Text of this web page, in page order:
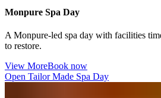
Monpure Spa Day​​​​‌ ‍ ​‍​‍‌‍ ‌ ​‍‌‍‍‌‌‍‌ ‌‍‍‌‌‍ ‍​‍​‍​ ‍‍​‍​‍‌ ​ ‌‍​‌‌‍ ‍‌‍‍‌‌ ‌​‌ ‍‌​‍ ‍‌‍‍‌‌‍ ​‍​‍​‍ ​​‍​‍‌‍‍​‌ ​‍‌‍‌‌‌‍‌‍​‍​‍​ ‍‍​‍​‍‌‍‍​‌ ‌​‌ ‌​‌ ​​‌ ​ ​ ‍‍​‍ ​‍ ‌‍ ​​‍ ‌‌‍​‌‌‍ ‍‌‍‌​​‍ ‌‌ ​‍​‍ ‌‌‍‍​‌‍ ‌ ‌​‌‍‌‌‌‍ ​‌ ​ ​‍ ‌‌ ​ ‌ ‌​‌ ‌‌‌‍‌​‌‍‍‌‌‍ ​‍ ‍‌ ‌‍‌‍‌‌‌ ​‍‌‍​ ‌‍‌‌‌‍ ​​‍ ‍‌‍​‌‌ ​​‌ ​​​‍ ‌‍‍‌‌‍ ‍‌ ‌​‌‍‌‌‌‍ ‍‌ ‌​​‍ ‌‍‌‌‌‍‌​‌‍‍‌‌ ‌​​‍ ‌‍ ‌‌‍ ‌‍‌​‌‍‌‌​ ‌‌ ​​‌ ​‍‌‍‌‌‌ ​ ‌‍‌‌‌‍ ‍‌ ‌​‌‍​‌‌ ‌​‌‍‍‌‌‍ ‌‍ ‍​ ‍ ‌‍‍‌‌‍‌​​ ‌​ ​‌‌‍‌‍​ ‌‌‌‍​ ​ ​ ​ ‍​‌‍​‌‌‍​‌​‍ ‌​ ‍​​ ‍​​ ‌​​ ‍​​‍ ‌​ ‌​​ ​‍‌‍‌‌‌‍‌‍​‍ ‌​ ‍‌​ ‍​​ ​​‌‍‌‌​‍ ‌​ ‌ ‌‍‌​​ ‌​‌‍‌‌‌‍​ ‌‍‌​​ ‍‌​ ‍​​ ​ ‌‍​ ‌‍​‌‌‍‌‌​ ‍ ‌ ‌​‌ ‍‌‌ ​​‌‍‌‌​ ‌‌‍‍​‌‍ ‌ ‌​‌‍‌‌‌‍ ​‌‌​ ‌‍‍‌‌ ‌​‌‍‌‌‌‌​​‌‍​‌‌‍‌ ‌‍‌‌​ ‍ ‌ ​​‌‍​‌‌ ‌​‌‍‍​​ ‌‌ ​​‌‍​‌‌‍‌ ‌‍‌‌‌​​‍‌ ‌‌‌‍‍‌‌‍ ​‌‍‌​‌‍‌‌‌ ​‍​‍‌‌​ ‌‌‌​​‍‌‌ ‌‍‍ ‌‍‌‌‌ ‍‌​‍‌‌​ ​ ‌​‌​​‍‌‌​ ​ ‌​‌​​‍‌‌​ ​‍​ ​‍​ ​‌‌‍​ ​ ​​‌‍‌‌‌‍‌​‌‍‌​‌‍‌‌​ ​‍‌‍​ ​ ‌‌​ ‍‌‌‍​‍​‍‌‌​ ​‍​ ​‍​‍‌‌​ ‌‌‌​‌​​‍ ‍‌‍​ ‌‍ ‌‍ ‍‌ ‌​‌‍‌‌‌‍ ‍‌ ‌​​‍‌‌​ ‌‌‌​​‍‌‌ ‌‍‍ ‌‍‌‌‌ ‍‌​‍‌‌​ ​ ‌​‌​​‍‌‌​ ​ ‌​‌​​‍‌‌​ ​‍​ ​‍​ ​‍​ ‌‌​ ​‌​ ‍‌​ ‌‌​ ​‍​ ‌‍‌‍​‍​ ​‌​ ​‌​ ‌​‌‍​‍​‍‌‌​ ​‍​ ​‍​‍‌‌​ ‌‌‌​‌​​‍ ‍‌ ‌​‌‍‍‌‌ ‌​‌‍ ​‌‍‌‌​ ‌‍​‍‌‍​‌‌ ​ ‌‍‌‌‌‌‌‌‌ ​‍‌‍ ​​ ‌‌‍‍​‌ ‌​‌ ‌​‌ ​​‌ ​ ​‍‌‌​ ​ ‌​​‌​‍‌‌​ ​‍‌​‌‍​‍‌‌​ ​‍‌​‌‍‌‍ ​​‍ ‌‌‍​‌‌‍ ‍‌‍‌​​‍ ‌‌ ​‍​‍ ‌‌‍‍​‌‍ ‌ ‌​‌‍‌‌‌‍ ​‌ ​ ​‍ ‌‌ ​ ‌ ‌​‌ ‌‌‌‍‌​‌‍‍‌‌‍ ​‍ ‍‌ ‌‍‌‍‌‌‌ ​‍‌‍​ ‌‍‌‌‌‍ ​​‍ ‍‌‍​‌‌ ​​‌ ​​​‍‌‍‌‍‍‌‌‍‌​​ ‌​ ​‌‌‍‌‍​ ‌‌‌‍​ ​ ​ ​ ‍​‌‍​‌‌‍​‌​‍ ‌​ ‍​​ ‍​​ ‌​​ ‍​​‍ ‌​ ‌​​ ​‍‌‍‌‌‌‍‌‍​‍ ‌​ ‍‌​ ‍​​ ​​‌‍‌‌​‍ ‌​ ‌ ‌‍‌​​ ‌​‌‍‌‌‌‍​ ‌‍‌​​ ‍‌​ ‍​​ ​ ‌‍​ ‌‍​‌‌‍‌‌​‍‌‍‌ ‌​‌ ‍‌‌ ​​‌‍‌‌​ ‌‌‍‍​‌‍ ‌ ‌​‌‍‌‌‌‍ ​‌‌​ ‌‍‍‌‌ ‌​‌‍‌‌‌‌​​‌‍​‌‌‍‌ ‌‍‌‌​‍‌‍‌ ​​‌‍​‌‌ ‌​‌‍‍​​ ‌‌ ​​‌‍​‌‌‍‌ ‌‍‌‌‌​​‍‌ ‌‌‌‍‍‌‌‍ ​‌‍‌​‌‍‌‌‌ ​‍​‍‌‌​ ‌‌‌​​‍‌‌ ‌‍‍ ‌‍‌‌‌ ‍‌​‍‌‌​ ​ ‌​‌​​‍‌‌​ ​ ‌​‌​​‍‌‌​ ​‍​ ​‍​ ​‌‌‍​ ​ ​​‌‍‌‌‌‍‌​‌‍‌​‌‍‌‌​ ​‍‌‍​ ​ ‌‌​ ‍‌‌‍​‍​‍‌‌​ ​‍​ ​‍​‍‌‌​ ‌‌‌​‌​​‍ ‍‌‍​ ‌‍ ‌‍ ‍‌ ‌​‌‍‌‌‌‍ ‍‌ ‌​​‍‌‌​ ‌‌‌​​‍‌‌ ‌‍‍ ‌‍‌‌‌ ‍‌​‍‌‌​ ​ ‌​‌​​‍‌‌​ ​ ‌​‌​​‍‌‌​ ​‍​ ​‍​ ​‍​ ‌‌​ ​‌​ ‍‌​ ‌‌​ ​‍​ ‌‍‌‍​‍​ ​‌​ ​‌​ ‌​‌‍​‍​‍‌‌​ ​‍​ ​‍​‍‌‌​ ‌‌‌​‌​​‍ ‍‌ ‌​‌‍‍‌‌ ‌​‌‍ ​‌‍‌‌​‍‌‍‌ ​​‌‍‌‌‌ ​‍‌ ​ ‌ ​​‌‍‌‌‌‍​ ‌ ‌​‌‍‍‌‌ ‌‍‌‍‌‌​ ‌‌ ​​‌ ‌‌‌‍​‍‌‍ ​‌‍‍‌‌ ​ ‌‍‍​‌‍‌‌‌‍‌​​‍​‍‌ ‌
A Monpure-led spa day with facilities
to restore. ​​​​‌ ‍ ​‍​‍‌‍ ‌ ​‍‌‍‍‌‌‍‌ ‌‍‍‌‌‍ ‍​‍​‍​ ‍‍​‍​‍‌ ​ ‌‍​‌‌‍ ‍‌‍‍‌‌ ‌​‌ ‍‌​‍ ‍‌‍‍‌‌‍ ​‍​‍​‍ ​​‍​‍‌‍‍​‌ ​‍‌‍‌‌‌‍‌‍​‍​‍​ ‍‍​‍​‍‌‍‍​‌ ‌​‌ ‌​‌ ​​‌ ​ ​ ‍‍​‍ ​‍ ‌‍ ​​‍ ‌‌‍​‌‌‍ ‍‌‍‌​​‍ ‌‌ ​‍​‍ ‌‌‍‍​‌‍ ‌ ‌​‌‍‌‌‌‍ ​‌ ​ ​‍ ‌‌ ​ ‌ ‌​‌ ‌‌‌‍‌​‌‍‍‌‌‍ ​‍ ‍‌ ‌‍‌‍‌‌‌ ​‍‌‍​ ‌‍‌‌‌‍ ​​‍ ‍‌‍​‌‌ ​​‌ ​​​‍ ‌‍‍‌‌‍ ‍‌ ‌​‌‍‌‌‌‍ ‍‌ ‌​​‍ ‌‍‌‌‌‍‌​‌‍‍‌‌ ‌​​‍ ‌‍ ‌‌‍ ‌‍‌​‌‍‌‌​ ‌‌ ​​‌ ​‍‌‍‌‌‌ ​ ‌‍‌‌‌‍ ‍‌ ‌​‌‍​‌‌ ‌​‌‍‍‌‌‍ ‌‍ ‍​ ‍ ‌‍‍‌‌‍‌​​ ‌​ ​‌‌‍‌‍​ ‌‌‌‍​ ​ ​ ​ ‍​‌‍​‌‌‍​‌​‍ ‌​ ‍​​ ‍​​ ‌​​ ‍​​‍ ‌​ ‌​​ ​‍‌‍‌‌‌‍‌‍​‍ ‌​ ‍‌​ ‍​​ ​​‌‍‌‌​‍ ‌​ ‌ ‌‍‌​​ ‌​‌‍‌‌‌‍​ ‌‍‌​​ ‍‌​ ‍​​ ​ ‌‍​ ‌‍​‌‌‍‌‌​ ‍ ‌ ‌​‌ ‍‌‌ ​​‌‍‌‌​ ‌‌‍‍​‌‍ ‌ ‌​‌‍‌‌‌‍ ​‌‌​ ‌‍‍‌‌ ‌​‌‍‌‌‌‌​​‌‍​‌‌‍‌ ‌‍‌‌​ ‍ ‌ ​​‌‍​‌‌ ‌​‌‍‍​​ ‌‌ ​​‌‍​‌‌‍‌ ‌‍‌‌‌​​‍‌ ‌‌‌‍‍‌‌‍ ​‌‍‌​‌‍‌‌‌ ​‍​‍‌‌​ ‌‌‌​​‍‌‌ ‌‍‍ ‌‍‌‌‌ ‍‌​‍‌‌​ ​ ‌​‌​​‍‌‌​ ​ ‌​‌​​‍‌‌​ ​‍​ ​‍​ ​‌‌‍​ ​ ​​‌‍‌‌‌‍‌​‌‍‌​‌‍‌‌​ ​‍‌‍​ ​ ‌‌​ ‍‌‌‍​‍​‍‌‌​ ​‍​ ​‍​‍‌‌​ ‌‌‌​‌​​‍ ‍‌‍​ ‌‍ ‌‍ ‍‌ ‌​‌‍‌‌‌‍ ‍‌ ‌​​‍‌‌​ ‌‌‌​​‍‌‌ ‌‍‍ ‌‍‌‌‌ ‍‌​‍‌‌​ ​ ‌​‌​​‍‌‌​ ​ ‌​‌​​‍‌‌​ ​‍​ ​‍​ ​‍​ ‌‌​ ​‌​ ‍‌​ ‌‌​ ​‍​ ‌‍‌‍​‍​ ​‌​ ​‌​ ‌​‌‍​‍​‍‌‌​ ​‍​ ​‍​‍‌‌​ ‌‌‌​‌​​‍ ‍‌‍‌‌‌ ‍​‌‍​ ‌‍‌‌‌ ​‍‌ ​​‌ ‌​​ ‌‍​‍‌‍​‌‌ ​ ‌‍‌‌‌‌‌‌‌ ​‍‌‍ ​​ ‌‌‍‍​‌ ‌​‌ ‌​‌ ​​‌ ​ ​‍‌‌​ ​ ‌​​‌​‍‌‌​ ​‍‌​‌‍​‍‌‌​ ​‍‌​‌‍‌‍ ​​‍ ‌‌‍​‌‌‍ ‍‌‍‌​​‍ ‌‌ ​‍​‍ ‌‌‍‍​‌‍ ‌ ‌​‌‍‌‌‌‍ ​‌ ​ ​‍ ‌‌ ​ ‌ ‌​‌ ‌‌‌‍‌​‌‍‍‌‌‍ ​‍ ‍‌ ‌‍‌‍‌‌‌ ​‍‌‍​ ‌‍‌‌‌‍ ​​‍ ‍‌‍​‌‌ ​​‌ ​​​‍‌‍‌‍‍‌‌‍‌​​ ‌​ ​‌‌‍‌‍​ ‌‌‌‍​ ​ ​ ​ ‍​‌‍​‌‌‍​‌​‍ ‌​ ‍​​ ‍​​ ‌​​ ‍​​‍ ‌​ ‌​​ ​‍‌‍‌‌‌‍‌‍​‍ ‌​ ‍‌​ ‍​​ ​​‌‍‌‌​‍ ‌​ ‌ ‌‍‌​​ ‌​‌‍‌‌‌‍​ ‌‍‌​​ ‍‌​ ‍​​ ​ ‌‍​ ‌‍​‌‌‍‌‌​‍‌‍‌ ‌​‌ ‍‌‌ ​​‌‍‌‌​ ‌‌‍‍​‌‍ ‌ ‌​‌‍‌‌‌‍ ​‌‌​ ‌‍‍‌‌ ‌​‌‍‌‌‌‌​​‌‍​‌‌‍‌ ‌‍‌‌​‍‌‍‌ ​​‌‍​‌‌ ‌​‌‍‍​​ ‌‌ ​​‌‍​‌‌‍‌ ‌‍‌‌‌​​‍‌ ‌‌‌‍‍‌‌‍ ​‌‍‌​‌‍‌‌‌ ​‍​‍‌‌​ ‌‌‌​​‍‌‌ ‌‍‍ ‌‍‌‌‌ ‍‌​‍‌‌​ ​ ‌​‌​​‍‌‌​ ​ ‌​‌​​‍‌‌​ ​‍​ ​‍​ ​‌‌‍​ ​ ​​‌‍‌‌‌‍‌​‌‍‌​‌‍‌‌​ ​‍‌‍​ ​ ‌‌​ ‍‌‌‍​‍​‍‌‌​ ​‍​ ​‍​‍‌‌​ ‌‌‌​‌​​‍ ‍‌‍​ ‌‍ ‌‍ ‍‌ ‌​‌‍‌‌‌‍ ‍‌ ‌​​‍‌‌​ ‌‌‌​​‍‌‌ ‌‍‍ ‌‍‌‌‌ ‍‌​‍‌‌​ ​ ‌​‌​​‍‌‌​ ​ ‌​‌​​‍‌‌​ ​‍​ ​‍​ ​‍​ ‌‌​ ​‌​ ‍‌​ ‌‌​ ​‍​ ‌‍‌‍​‍​ ​‌​ ​‌​ ‌​‌‍​‍​‍‌‌​ ​‍​ ​‍​‍‌‌​ ‌‌‌​‌​​‍ ‍‌‍‌‌‌ ‍​‌‍​ ‌‍‌‌‌ ​‍‌ ​​‌ ‌​​‍‌‍‌ ​​‌‍‌‌‌ ​‍‌ ​ ‌ ​​‌‍‌‌‌‍​ ‌ ‌​‌‍‍‌‌ ‌‍‌‍‌‌​ ‌‌ ​​‌ ‌‌‌‍​‍‌‍ ​‌‍‍‌‌ ​ ‌‍‍​‌‍‌‌‌‍‌​​‍​‍‌ ‌
View More​​​​‌ ‍ ​‍​‍‌‍ ‌ ​‍‌‍‍‌‌‍‌ ‌‍‍‌‌‍ ‍​‍​‍​ ‍‍​‍​‍‌ ​ ‌‍​‌‌‍ ‍‌‍‍‌‌ ‌​‌ ‍‌​‍ ‍‌‍‍‌‌‍ ​‍​‍​‍ ​​‍​‍‌‍‍​‌ ​‍‌‍‌‌‌‍‌‍​‍​‍​ ‍‍​‍​‍‌‍‍​‌ ‌​‌ ‌​‌ ​​‌ ​ ​ ‍‍​‍ ​‍ ‌‍ ​​‍ ‌‌‍​‌‌‍ ‍‌‍‌​​‍ ‌‌ ​‍​‍ ‌‌‍‍​‌‍ ‌ ‌​‌‍‌‌‌‍ ​‌ ​ ​‍ ‌‌ ​ ‌ ‌​‌ ‌‌‌‍‌​‌‍‍‌‌‍ ​‍ ‍‌ ‌‍‌‍‌‌‌ ​‍‌‍​ ‌‍‌‌‌‍ ​​‍ ‍‌‍​‌‌ ​​‌ ​​​‍ ‌‍‍‌‌‍ ‍‌ ‌​‌‍‌‌‌‍ ‍‌ ‌​​‍ ‌‍‌‌‌‍‌​‌‍‍‌‌ ‌​​‍ ‌‍ ‌‌‍ ‌‍‌​‌‍‌‌​ ‌‌ ​​‌ ​‍‌‍‌‌‌ ​ ‌‍‌‌‌‍ ‍‌ ‌​‌‍​‌‌ ‌​‌‍‍‌‌‍ ‌‍ ‍​ ‍ ‌‍‍‌‌‍‌​​ ‌​ ​‌‌‍‌‍​ ‌‌‌‍​ ​ ​ ​ ‍​‌‍​‌‌‍​‌​‍ ‌​ ‍​​ ‍​​ ‌​​ ‍​​‍ ‌​ ‌​​ ​‍‌‍‌‌‌‍‌‍​‍ ‌​ ‍‌​ ‍​​ ​​‌‍‌‌​‍ ‌​ ‌ ‌‍‌​​ ‌​‌‍‌‌‌‍​ ‌‍‌​​ ‍‌​ ‍​​ ​ ‌‍​ ‌‍​‌‌‍‌‌​ ‍ ‌ ‌​‌ ‍‌‌ ​​‌‍‌‌​ ‌‌‍‍​‌‍ ‌ ‌​‌‍‌‌‌‍ ​‌‌​ ‌‍‍‌‌ ‌​‌‍‌‌‌‌​​‌‍​‌‌‍‌ ‌‍‌‌​ ‍ ‌ ​​‌‍​‌‌ ‌​‌‍‍​​ ‌‌ ​​‌‍​‌‌‍‌ ‌‍‌‌‌​​‍‌ ‌‌‌‍‍‌‌‍ ​‌‍‌​‌‍‌‌‌ ​‍​‍‌‌​ ‌‌‌​​‍‌‌ ‌‍‍ ‌‍‌‌‌ ‍‌​‍‌‌​ ​ ‌​‌​​‍‌‌​ ​ ‌​‌​​‍‌‌​ ​‍​ ​‍​ ​‌‌‍​ ​ ​​‌‍‌‌‌‍‌​‌‍‌​‌‍‌‌​ ​‍‌‍​ ​ ‌‌​ ‍‌‌‍​‍​‍‌‌​ ​‍​ ​‍​‍‌‌​ ‌‌‌​‌​​‍ ‍‌‍​ ‌‍ ‌‍ ‍‌ ‌​‌‍‌‌‌‍ ‍‌ ‌​​‍‌‌​ ‌‌‌​​‍‌‌ ‌‍‍ ‌‍‌‌‌ ‍‌​‍‌‌​ ​ ‌​‌​​‍‌‌​ ​ ‌​‌​​‍‌‌​ ​‍​ ​‍​ ​‍​ ‌‌​ ​‌​ ‍‌​ ‌‌​ ​‍​ ‌‍‌‍​‍​ ​‌​ ​‌​ ‌​‌‍​‍​‍‌‌​ ​‍​ ​‍​‍‌‌​ ‌‌‌​‌​​‍ ‍‌ ​​‌ ​‍‌‍‍‌‌‍ ‌‌‍​‌‌ ​‍‌ ‍‌‌​​ ‌ ‌​‌‍​‌​‍ ‍‌‍ ​‌‍​‌‌‍​‍‌‍‌‌‌‍ ​​ ‌‍​‍‌‍​‌‌ ​ ‌‍‌‌‌‌‌‌‌ ​‍‌‍ ​​ ‌‌‍‍​‌ ‌​‌ ‌​‌ ​​‌ ​ ​‍‌‌​ ​ ‌​​‌​‍‌‌​ ​‍‌​‌‍​‍‌‌​ ​‍‌​‌‍‌‍ ​​‍ ‌‌‍​‌‌‍ ‍‌‍‌​​‍ ‌‌ ​‍​‍ ‌‌‍‍​‌‍ ‌ ‌​‌‍‌‌‌‍ ​‌ ​ ​‍ ‌‌ ​ ‌ ‌​‌ ‌‌‌‍‌​‌‍‍‌‌‍ ​‍ ‍‌ ‌‍‌‍‌‌‌ ​‍‌‍​ ‌‍‌‌‌‍ ​​‍ ‍‌‍​‌‌ ​​‌ ​​​‍‌‍‌‍‍‌‌‍‌​​ ‌​ ​‌‌‍‌‍​ ‌‌‌‍​ ​ ​ ​ ‍​‌‍​‌‌‍​‌​‍ ‌​ ‍​​ ‍​​ ‌​​ ‍​​‍ ‌​ ‌​​ ​‍‌‍‌‌‌‍‌‍​‍ ‌​ ‍‌​ ‍​​ ​​‌‍‌‌​‍ ‌​ ‌ ‌‍‌​​ ‌​‌‍‌‌‌‍​ ‌‍‌​​ ‍‌​ ‍​​ ​ ‌‍​ ‌‍​‌‌‍‌‌​‍‌‍‌ ‌​‌ ‍‌‌ ​​‌‍‌‌​ ‌‌‍‍​‌‍ ‌ ‌​‌‍‌‌‌‍ ​‌‌​ ‌‍‍‌‌ ‌​‌‍‌‌‌‌​​‌‍​‌‌‍‌ ‌‍‌‌​‍‌‍‌ ​​‌‍​‌‌ ‌​‌‍‍​​ ‌‌ ​​‌‍​‌‌‍‌ ‌‍‌‌‌​​‍‌ ‌‌‌‍‍‌‌‍ ​‌‍‌​‌‍‌‌‌ ​‍​‍‌‌​ ‌‌‌​​‍‌‌ ‌‍‍ ‌‍‌‌‌ ‍‌​‍‌‌​ ​ ‌​‌​​‍‌‌​ ​ ‌​‌​​‍‌‌​ ​‍​ ​‍​ ​‌‌‍​ ​ ​​‌‍‌‌‌‍‌​‌‍‌​‌‍‌‌​ ​‍‌‍​ ​ ‌‌​ ‍‌‌‍​‍​‍‌‌​ ​‍​ ​‍​‍‌‌​ ‌‌‌​‌​​‍ ‍‌‍​ ‌‍ ‌‍ ‍‌ ‌​‌‍‌‌‌‍ ‍‌ ‌​​‍‌‌​ ‌‌‌​​‍‌‌ ‌‍‍ ‌‍‌‌‌ ‍‌​‍‌‌​ ​ ‌​‌​​‍‌‌​ ​ ‌​‌​​‍‌‌​ ​‍​ ​‍​ ​‍​ ‌‌​ ​‌​ ‍‌​ ‌‌​ ​‍​ ‌‍‌‍​‍​ ​‌​ ​‌​ ‌​‌‍​‍​‍‌‌​ ​‍​ ​‍​‍‌‌​ ‌‌‌​‌​​‍ ‍‌ ​​‌ ​‍‌‍‍‌‌‍ ‌‌‍​‌‌ ​‍‌ ‍‌‌​​ ‌ ‌​‌‍​‌​‍ ‍‌‍ ​‌‍​‌‌‍​‍‌‍‌‌‌‍ ​​‍‌‍‌ ​​‌‍‌‌‌ ​‍‌ ​ ‌ ​​‌‍‌‌‌‍​ ‌ ‌​‌‍‍‌‌ ‌‍‌‍‌‌​ ‌‌ ​​‌ ‌‌‌‍​‍‌‍ ​‌‍‍‌‌ ​ ‌‍‍​‌‍‌‌‌‍‌​​‍​‍‌ ‌Book now​​​​‌ ‍ ​‍​‍‌‍ ‌ ​‍‌‍‍‌‌‍‌ ‌‍‍‌‌‍ ‍​‍​‍​ ‍‍​‍​‍‌ ​ ‌‍​‌‌‍ ‍‌‍‍‌‌ ‌​‌ ‍‌​‍ ‍‌‍‍‌‌‍ ​‍​‍​‍ ​​‍​‍‌‍‍​‌ ​‍‌‍‌‌‌‍‌‍​‍​‍​ ‍‍​‍​‍‌‍‍​‌ ‌​‌ ‌​‌ ​​‌ ​ ​ ‍‍​‍ ​‍ ‌‍ ​​‍ ‌‌‍​‌‌‍ ‍‌‍‌​​‍ ‌‌ ​‍​‍ ‌‌‍‍​‌‍ ‌ ‌​‌‍‌‌‌‍ ​‌ ​ ​‍ ‌‌ ​ ‌ ‌​‌ ‌‌‌‍‌​‌‍‍‌‌‍ ​‍ ‍‌ ‌‍‌‍‌‌‌ ​‍‌‍​ ‌‍‌‌‌‍ ​​‍ ‍‌‍​‌‌ ​​‌ ​​​‍ ‌‍‍‌‌‍ ‍‌ ‌​‌‍‌‌‌‍ ‍‌ ‌​​‍ ‌‍‌‌‌‍‌​‌‍‍‌‌ ‌​​‍ ‌‍ ‌‌‍ ‌‍‌​‌‍‌‌​ ‌‌ ​​‌ ​‍‌‍‌‌‌ ​ ‌‍‌‌‌‍ ‍‌ ‌​‌‍​‌‌ ‌​‌‍‍‌‌‍ ‌‍ ‍​ ‍ ‌‍‍‌‌‍‌​​ ‌​ ​‌‌‍‌‍​ ‌‌‌‍​ ​ ​ ​ ‍​‌‍​‌‌‍​‌​‍ ‌​ ‍​​ ‍​​ ‌​​ ‍​​‍ ‌​ ‌​​ ​‍‌‍‌‌‌‍‌‍​‍ ‌​ ‍‌​ ‍​​ ​​‌‍‌‌​‍ ‌​ ‌ ‌‍‌​​ ‌​‌‍‌‌‌‍​ ‌‍‌​​ ‍‌​ ‍​​ ​ ‌‍​ ‌‍​‌‌‍‌‌​ ‍ ‌ ‌​‌ ‍‌‌ ​​‌‍‌‌​ ‌‌‍‍​‌‍ ‌ ‌​‌‍‌‌‌‍ ​‌‌​ ‌‍‍‌‌ ‌​‌‍‌‌‌‌​​‌‍​‌‌‍‌ ‌‍‌‌​ ‍ ‌ ​​‌‍​‌‌ ‌​‌‍‍​​ ‌‌ ​​‌‍​‌‌‍‌ ‌‍‌‌‌​​‍‌ ‌‌‌‍‍‌‌‍ ​‌‍‌​‌‍‌‌‌ ​‍​‍‌‌​ ‌‌‌​​‍‌‌ ‌‍‍ ‌‍‌‌‌ ‍‌​‍‌‌​ ​ ‌​‌​​‍‌‌​ ​ ‌​‌​​‍‌‌​ ​‍​ ​‍​ ​‌‌‍​ ​ ​​‌‍‌‌‌‍‌​‌‍‌​‌‍‌‌​ ​‍‌‍​ ​ ‌‌​ ‍‌‌‍​‍​‍‌‌​ ​‍​ ​‍​‍‌‌​ ‌‌‌​‌​​‍ ‍‌‍​ ‌‍ ‌‍ ‍‌ ‌​‌‍‌‌‌‍ ‍‌ ‌​​‍‌‌​ ‌‌‌​​‍‌‌ ‌‍‍ ‌‍‌‌‌ ‍‌​‍‌‌​ ​ ‌​‌​​‍‌‌​ ​ ‌​‌​​‍‌‌​ ​‍​ ​‍​ ​‍​ ‌‌​ ​‌​ ‍‌​ ‌‌​ ​‍​ ‌‍‌‍​‍​ ​‌​ ​‌​ ‌​‌‍​‍​‍‌‌​ ​‍​ ​‍​‍‌‌​ ‌‌‌​‌​​‍ ‍‌ ​ ‌‍‌‌‌‍​ ‌‍ ‌‍ ‍‌‍‌​‌‍​‌‌ ​‍‌ ‍‌‌​​ ‌ ‌​‌‍​‌​‍ ‍‌‍ ​‌‍​‌‌‍​‍‌‍‌‌‌‍ ​​ ‌‍​‍‌‍​‌‌ ​ ‌‍‌‌‌‌‌‌‌ ​‍‌‍ ​​ ‌‌‍‍​‌ ‌​‌ ‌​‌ ​​‌ ​ ​‍‌‌​ ​ ‌​​‌​‍‌‌​ ​‍‌​‌‍​‍‌‌​ ​‍‌​‌‍‌‍ ​​‍ ‌‌‍​‌‌‍ ‍‌‍‌​​‍ ‌‌ ​‍​‍ ‌‌‍‍​‌‍ ‌ ‌​‌‍‌‌‌‍ ​‌ ​ ​‍ ‌‌ ​ ‌ ‌​‌ ‌‌‌‍‌​‌‍‍‌‌‍ ​‍ ‍‌ ‌‍‌‍‌‌‌ ​‍‌‍​ ‌‍‌‌‌‍ ​​‍ ‍‌‍​‌‌ ​​‌ ​​​‍‌‍‌‍‍‌‌‍‌​​ ‌​ ​‌‌‍‌‍​ ‌‌‌‍​ ​ ​ ​ ‍​‌‍​‌‌‍​‌​‍ ‌​ ‍​​ ‍​​ ‌​​ ‍​​‍ ‌​ ‌​​ ​‍‌‍‌‌‌‍‌‍​‍ ‌​ ‍‌​ ‍​​ ​​‌‍‌‌​‍ ‌​ ‌ ‌‍‌​​ ‌​‌‍‌‌‌‍​ ‌‍‌​​ ‍‌​ ‍​​ ​ ‌‍​ ‌‍​‌‌‍‌‌​‍‌‍‌ ‌​‌ ‍‌‌ ​​‌‍‌‌​ ‌‌‍‍​‌‍ ‌ ‌​‌‍‌‌‌‍ ​‌‌​ ‌‍‍‌‌ ‌​‌‍‌‌‌‌​​‌‍​‌‌‍‌ ‌‍‌‌​‍‌‍‌ ​​‌‍​‌‌ ‌​‌‍‍​​ ‌‌ ​​‌‍​‌‌‍‌ ‌‍‌‌‌​​‍‌ ‌‌‌‍‍‌‌‍ ​‌‍‌​‌‍‌‌‌ ​‍​‍‌‌​ ‌‌‌​​‍‌‌ ‌‍‍ ‌‍‌‌‌ ‍‌​‍‌‌​ ​ ‌​‌​​‍‌‌​ ​ ‌​‌​​‍‌‌​ ​‍​ ​‍​ ​‌‌‍​ ​ ​​‌‍‌‌‌‍‌​‌‍‌​‌‍‌‌​ ​‍‌‍​ ​ ‌‌​ ‍‌‌‍​‍​‍‌‌​ ​‍​ ​‍​‍‌‌​ ‌‌‌​‌​​‍ ‍‌‍​ ‌‍ ‌‍ ‍‌ ‌​‌‍‌‌‌‍ ‍‌ ‌​​‍‌‌​ ‌‌‌​​‍‌‌ ‌‍‍ ‌‍‌‌‌ ‍‌​‍‌‌​ ​ ‌​‌​​‍‌‌​ ​ ‌​‌​​‍‌‌​ ​‍​ ​‍​ ​‍​ ‌‌​ ​‌​ ‍‌​ ‌‌​ ​‍​ ‌‍‌‍​‍​ ​‌​ ​‌​ ‌​‌‍​‍​‍‌‌​ ​‍​ ​‍​‍‌‌​ ‌‌‌​‌​​‍ ‍‌ ​ ‌‍‌‌‌‍​ ‌‍ ‌‍ ‍‌‍‌​‌‍​‌‌ ​‍‌ ‍‌‌​​ ‌ ‌​‌‍​‌​‍ ‍‌‍ ​‌‍​‌‌‍​‍‌‍‌‌‌‍ ​​‍‌‍‌ ​​‌‍‌‌‌ ​‍‌ ​ ‌ ​​‌‍‌‌‌‍​ ‌ ‌​‌‍‍‌‌ ‌‍‌‍‌‌​ ‌‌ ​​‌ ‌‌‌‍​‍‌‍ ​‌‍‍‌‌ ​ ‌‍‍​‌‍‌‌‌‍‌​​‍​‍‌ ‌
Open Tailor Made Spa Day​​​​‌ ‍ ​‍​‍‌‍ ‌ ​‍‌‍‍‌‌‍‌ ‌‍‍‌‌‍ ‍​‍​‍​ ‍‍​‍​‍‌ ​ ‌‍​‌‌‍ ‍‌‍‍‌‌ ‌​‌ ‍‌​‍ ‍‌‍‍‌‌‍ ​‍​‍​‍ ​​‍​‍‌‍‍​‌ ​‍‌‍‌‌‌‍‌‍​‍​‍​ ‍‍​‍​‍‌‍‍​‌ ‌​‌ ‌​‌ ​​‌ ​ ​ ‍‍​‍ ​‍ ‌‍ ​​‍ ‌‌‍​‌‌‍ ‍‌‍‌​​‍ ‌‌ ​‍​‍ ‌‌‍‍​‌‍ ‌ ‌​‌‍‌‌‌‍ ​‌ ​ ​‍ ‌‌ ​ ‌ ‌​‌ ‌‌‌‍‌​‌‍‍‌‌‍ ​‍ ‍‌ ‌‍‌‍‌‌‌ ​‍‌‍​ ‌‍‌‌‌‍ ​​‍ ‍‌‍​‌‌ ​​‌ ​​​‍ ‌‍‍‌‌‍ ‍‌ ‌​‌‍‌‌‌‍ ‍‌ ‌​​‍ ‌‍‌‌‌‍‌​‌‍‍‌‌ ‌​​‍ ‌‍ ‌‌‍ ‌‍‌​‌‍‌‌​ ‌‌ ​​‌ ​‍‌‍‌‌‌ ​ ‌‍‌‌‌‍ ‍‌ ‌​‌‍​‌‌ ‌​‌‍‍‌‌‍ ‌‍ ‍​ ‍ ‌‍‍‌‌‍‌​​ ‌​ ​‌‌‍‌‍​ ‌‌‌‍​ ​ ​ ​ ‍​‌‍​‌‌‍​‌​‍ ‌​ ‍​​ ‍​​ ‌​​ ‍​​‍ ‌​ ‌​​ ​‍‌‍‌‌‌‍‌‍​‍ ‌​ ‍‌​ ‍​​ ​​‌‍‌‌​‍ ‌​ ‌ ‌‍‌​​ ‌​‌‍‌‌‌‍​ ‌‍‌​​ ‍‌​ ‍​​ ​ ‌‍​ ‌‍​‌‌‍‌‌​ ‍ ‌ ‌​‌ ‍‌‌ ​​‌‍‌‌​ ‌‌‍‍​‌‍ ‌ ‌​‌‍‌‌‌‍ ​‌‌​ ‌‍‍‌‌ ‌​‌‍‌‌‌‌​​‌‍​‌‌‍‌ ‌‍‌‌​ ‍ ‌ ​​‌‍​‌‌ ‌​‌‍‍​​ ‌‌ ​​‌‍​‌‌‍‌ ‌‍‌‌‌​​‍‌ ‌‌‌‍‍‌‌‍ ​‌‍‌​‌‍‌‌‌ ​‍​‍‌‌​ ‌‌‌​​‍‌‌ ‌‍‍ ‌‍‌‌‌ ‍‌​‍‌‌​ ​ ‌​‌​​‍‌‌​ ​ ‌​‌​​‍‌‌​ ​‍​ ​‍​ ​‌‌‍​ ​ ​​‌‍‌‌‌‍‌​‌‍‌​‌‍‌‌​ ​‍‌‍​ ​ ‌‌​ ‍‌‌‍​‍​‍‌‌​ ​‍​ ​‍​‍‌‌​ ‌‌‌​‌​​‍ ‍‌‍​ ‌‍ ‌‍ ‍‌ ‌​‌‍‌‌‌‍ ‍‌ ‌​​‍‌‌​ ‌‌‌​​‍‌‌ ‌‍‍ ‌‍‌‌‌ ‍‌​‍‌‌​ ​ ‌​‌​​‍‌‌​ ​ ‌​‌​​‍‌‌​ ​‍​ ​‍​ ‌‌​ ​ ​ ​​​ ​​​ ‌ ​ ​‍​ ​ ​ ‌‍‌‍​ ‌‍‌​‌‍​‍​ ​‌​‍‌‌​ ​‍​ ​‍​‍‌‌​ ‌‌‌​‌​​‍ ‍‌ ‌​‌‍‍‌‌ ‌​‌‍ ​‌‍‌‌​ ‌‍​‍‌‍​‌‌ ​ ‌‍‌‌‌‌‌‌‌ ​‍‌‍ ​​ ‌‌‍‍​‌ ‌​‌ ‌​‌ ​​‌ ​ ​‍‌‌​ ​ ‌​​‌​‍‌‌​ ​‍‌​‌‍​‍‌‌​ ​‍‌​‌‍‌‍ ​​‍ ‌‌‍​‌‌‍ ‍‌‍‌​​‍ ‌‌ ​‍​‍ ‌‌‍‍​‌‍ ‌ ‌​‌‍‌‌‌‍ ​‌ ​ ​‍ ‌‌ ​ ‌ ‌​‌ ‌‌‌‍‌​‌‍‍‌‌‍ ​‍ ‍‌ ‌‍‌‍‌‌‌ ​‍‌‍​ ‌‍‌‌‌‍ ​​‍ ‍‌‍​‌‌ ​​‌ ​​​‍‌‍‌‍‍‌‌‍‌​​ ‌​ ​‌‌‍‌‍​ ‌‌‌‍​ ​ ​ ​ ‍​‌‍​‌‌‍​‌​‍ ‌​ ‍​​ ‍​​ ‌​​ ‍​​‍ ‌​ ‌​​ ​‍‌‍‌‌‌‍‌‍​‍ ‌​ ‍‌​ ‍​​ ​​‌‍‌‌​‍ ‌​ ‌ ‌‍‌​​ ‌​‌‍‌‌‌‍​ ‌‍‌​​ ‍‌​ ‍​​ ​ ‌‍​ ‌‍​‌‌‍‌‌​‍‌‍‌ ‌​‌ ‍‌‌ ​​‌‍‌‌​ ‌‌‍‍​‌‍ ‌ ‌​‌‍‌‌‌‍ ​‌‌​ ‌‍‍‌‌ ‌​‌‍‌‌‌‌​​‌‍​‌‌‍‌ ‌‍‌‌​‍‌‍‌ ​​‌‍​‌‌ ‌​‌‍‍​​ ‌‌ ​​‌‍​‌‌‍‌ ‌‍‌‌‌​​‍‌ ‌‌‌‍‍‌‌‍ ​‌‍‌​‌‍‌‌‌ ​‍​‍‌‌​ ‌‌‌​​‍‌‌ ‌‍‍ ‌‍‌‌‌ ‍‌​‍‌‌​ ​ ‌​‌​​‍‌‌​ ​ ‌​‌​​‍‌‌​ ​‍​ ​‍​ ​‌‌‍​ ​ ​​‌‍‌‌‌‍‌​‌‍‌​‌‍‌‌​ ​‍‌‍​ ​ ‌‌​ ‍‌‌‍​‍​‍‌‌​ ​‍​ ​‍​‍‌‌​ ‌‌‌​‌​​‍ ‍‌‍​ ‌‍ ‌‍ ‍‌ ‌​‌‍‌‌‌‍ ‍‌ ‌​​‍‌‌​ ‌‌‌​​‍‌‌ ‌‍‍ ‌‍‌‌‌ ‍‌​‍‌‌​ ​ ‌​‌​​‍‌‌​ ​ ‌​‌​​‍‌‌​ ​‍​ ​‍​ ‌‌​ ​ ​ ​​​ ​​​ ‌ ​ ​‍​ ​ ​ ‌‍‌‍​ ‌‍‌​‌‍​‍​ ​‌​‍‌‌​ ​‍​ ​‍​‍‌‌​ ‌‌‌​‌​​‍ ‍‌ ‌​‌‍‍‌‌ ‌​‌‍ ​‌‍‌‌​‍‌‍‌ ​​‌‍‌‌‌ ​‍‌ ​ ‌ ​​‌‍‌‌‌‍​ ‌ ‌​‌‍‍‌‌ ‌‍‌‍‌‌​ ‌‌ ​​‌ ‌‌‌‍​‍‌‍ ​‌‍‍‌‌ ​ ‌‍‍​‌‍‌‌‌‍‌​​‍​‍‌ ‌